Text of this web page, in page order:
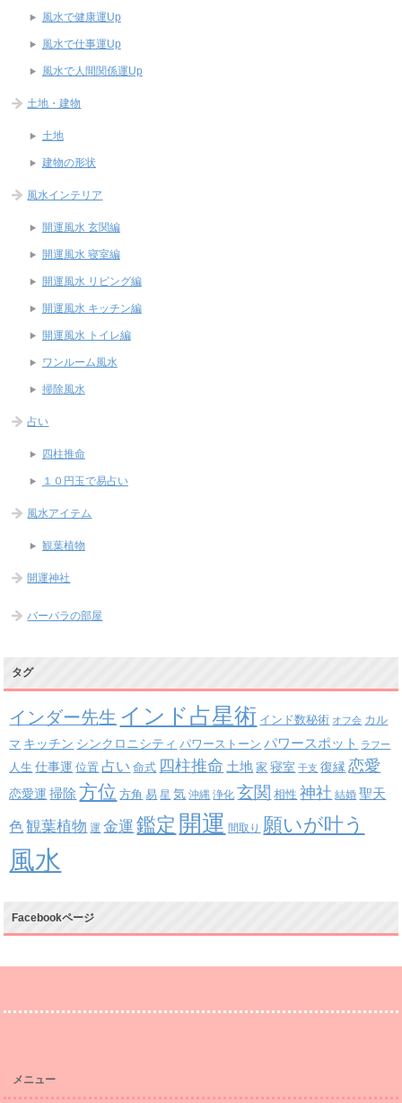
風水で健康運Up
風水で仕事運Up
風水で人間関係運Up
土地・建物
土地
建物の形状
風水インテリア
開運風水 玄関編
開運風水 寝室編
開運風水 リビング編
開運風水 キッチン編
開運風水 トイレ編
ワンルーム風水
掃除風水
占い
四柱推命
１０円玉で易占い
風水アイテム
観葉植物
開運神社
バーバラの部屋
タグ
インダー先生 インド占星術 インド数秘術 オフ会 カル
マ キッチン シンクロニシティ パワーストーン パワースポット ラフー
人生 仕事運 位置 占い 命式 四柱推命 土地 家 寝室 干支 復縁 恋愛
恋愛運 掃除 方位 方角 易 星 気 沖縄 浄化 玄関 相性 神社 結婚 聖天
色 観葉植物 運 金運 鑑定 開運 間取り 願いが叶う
風水
Facebookページ
メニュー